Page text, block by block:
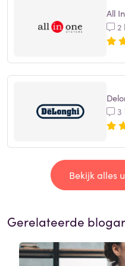
All
2
3
Bekijk alles
Gerelateerde